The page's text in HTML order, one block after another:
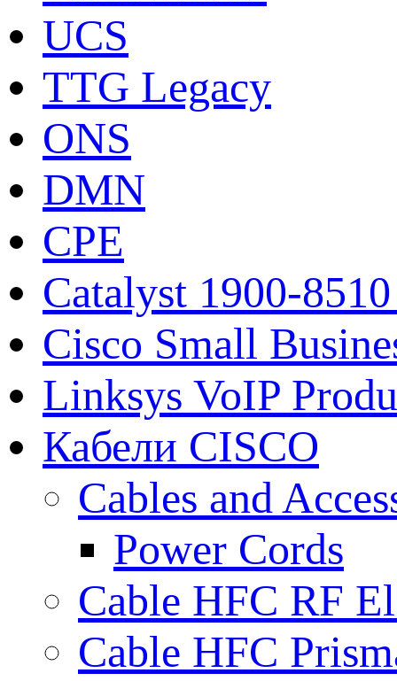
UCS
TTG Legacy
ONS
DMN
CPE
Catalyst 1900-
Cisco Small
Linksys VoIP
Кабели CISCO
Cables and
Power Cords
Cable HFC RF
Cable HFC